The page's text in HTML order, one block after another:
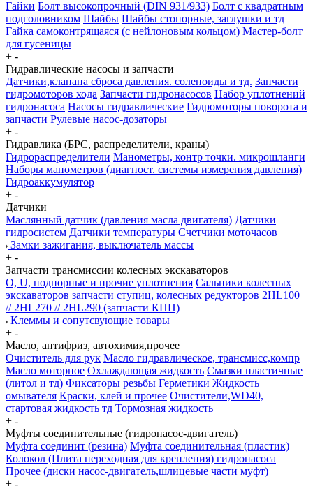
Гайки Болт высокопрочный (DIN 931/933) Болт с квадратным
подголовником Шайбы Шайбы стопорные, заглушки и тд
Гайка самоконтрящаяся (с нейлоновым кольцом) Мастер-болт
для гусеницы
+ -
Гидравлические насосы и запчасти
Датчики,клапана сброса давления. соленоиды и тд. Запчасти
гидромоторов хода Запчасти гидронасосов Набор уплотнений
гидронасоса Насосы гидравлические Гидромоторы поворота и
запчасти Рулевые насос-дозаторы
+ -
Гидравлика (БРС, распределители, краны)
Гидрораспределители Манометры, контр точки. микрошланги
Наборы манометров (диагност. системы измерения давления)
Гидроаккумулятор
+ -
Датчики
Маслянный датчик (давления масла двигателя) Датчики
гидросистем Датчики температуры Счетчики моточасов
Замки зажигания, выключатель массы
+ -
Запчасти трансмиссии колесных экскаваторов
О, U, подпорные и прочие уплотнения Сальники колесных
экскаваторов запчасти ступиц, колесных редукторов 2HL100
// 2HL270 // 2HL290 (запчасти КПП)
Клеммы и сопутсвующие товары
+ -
Масло, антифриз, автохимия,прочее
Очиститель для рук Масло гидравлическое, трансмисс,компр
Масло моторное Охлаждающая жидкость Смазки пластичные
(литол и тд) Фиксаторы резьбы Герметики Жидкость
омывателя Краски, клей и прочее Очистители,WD40,
стартовая жидкость тд Тормозная жидкость
+ -
Муфты соединительные (гидронасос-двигатель)
Муфта соединит (резина) Муфта соединительная (пластик)
Колокол (Плита переходная для крепления) гидронасоса
Прочее (диски насос-двигатель,шлицевые части муфт)
+ -